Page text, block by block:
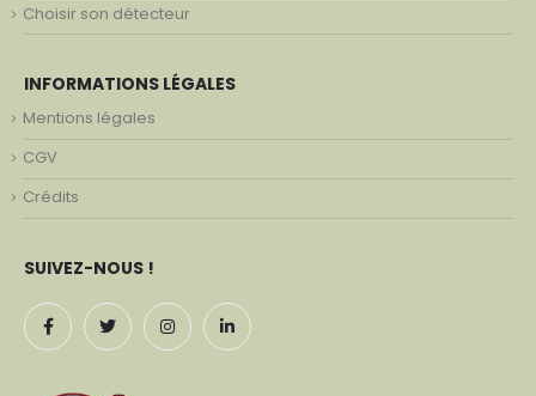
Choisir son détecteur
INFORMATIONS LÉGALES
Mentions légales
CGV
Crédits
SUIVEZ-NOUS !